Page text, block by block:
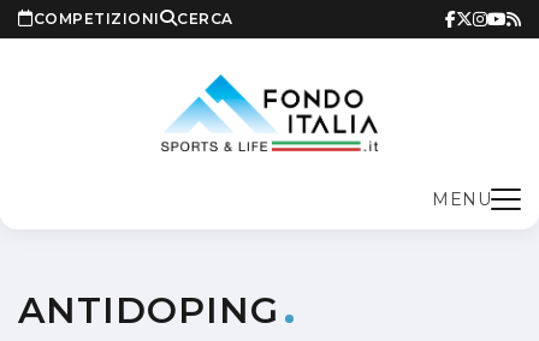
COMPETIZIONI CERCA
MENU
ANTIDOPING